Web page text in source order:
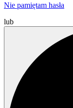
Nie pamiętam hasła
lub